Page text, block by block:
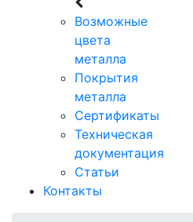
Возможные
цвета
металла
Покрытия
металла
Сертификаты
Техническая
документация
Статьи
Контакты